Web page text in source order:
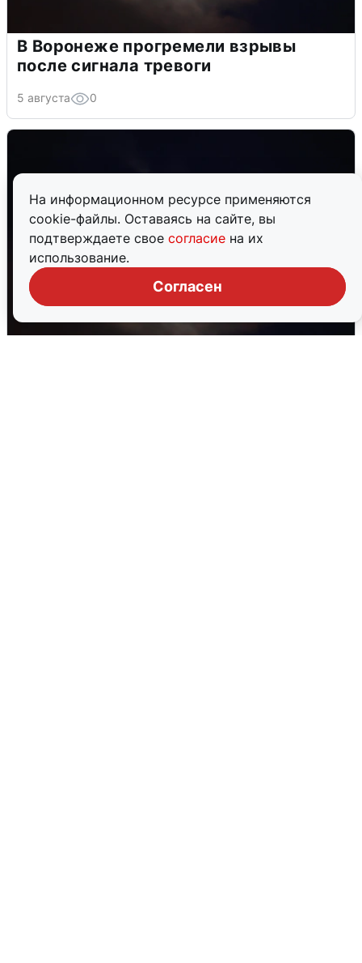
На информационном ресурсе применяются
cookie-файлы. Оставаясь на сайте, вы
подтверждаете свое согласие на их
использование.
Согласен
В Воронеже прогремели взрывы
после сигнала тревоги
5 августа 0